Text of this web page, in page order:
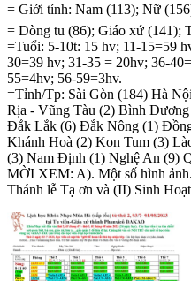
= Giới tính: Nam (113); Nữ
= Dòng tu (86); Giáo xứ (141);
=Tuổi: 5-10t: 15 hv; 11-15=59
30=39 hv; 31-35 = 20hv; 36-
55=4hv; 56-59=3hv.
=Tỉnh/Tp: Sài Gòn (184) Hà
Rịa - Vũng Tàu (2) Bình
Đắk Lắk (6) Đắk Nông (1)
Khánh Hoà (2) Kon Tum (3)
(3) Nam Định (1) Nghệ An (9)
MỜI XEM: A). Một số hình
Thánh lễ Tạ ơn và (II) Sinh